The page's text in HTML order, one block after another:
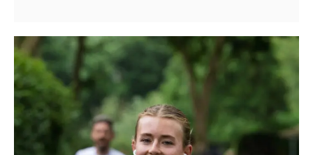
(1
/
/
KM)